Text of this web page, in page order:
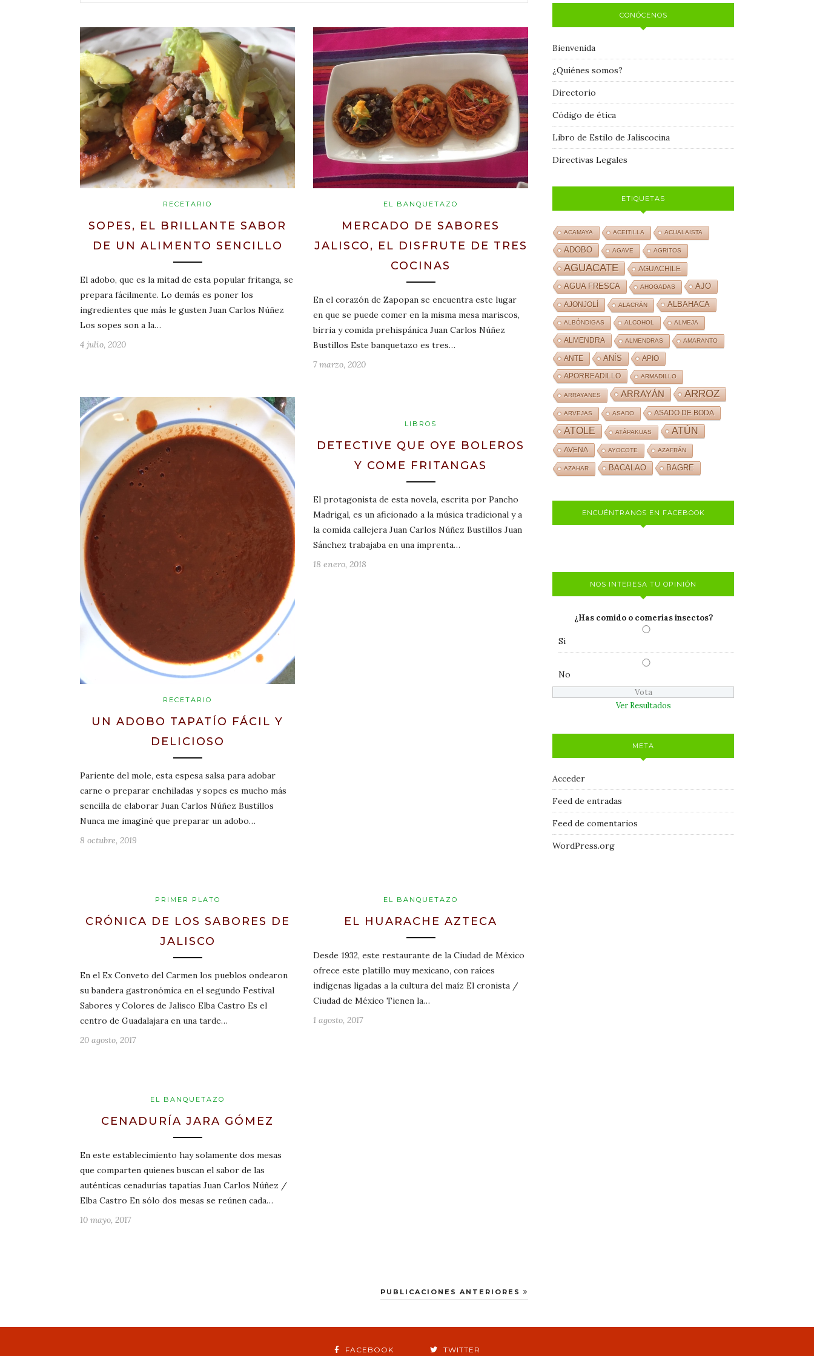
RECETARIO
SOPES, EL BRILLANTE SABOR
DE UN ALIMENTO SENCILLO
El adobo, que es la mitad de esta popular fritanga, se
prepara fácilmente. Lo demás es poner los
ingredientes que más le gusten Juan Carlos Núñez
Los sopes son a la…
4 julio, 2020
EL BANQUETAZO
MERCADO DE SABORES
JALISCO, EL DISFRUTE DE TRES
COCINAS
En el corazón de Zapopan se encuentra este lugar
en que se puede comer en la misma mesa mariscos,
birria y comida prehispánica Juan Carlos Núñez
Bustillos Este banquetazo es tres…
7 marzo, 2020
RECETARIO
UN ADOBO TAPATÍO FÁCIL Y
DELICIOSO
Pariente del mole, esta espesa salsa para adobar
carne o preparar enchiladas y sopes es mucho más
sencilla de elaborar Juan Carlos Núñez Bustillos
Nunca me imaginé que preparar un adobo…
8 octubre, 2019
LIBROS
DETECTIVE QUE OYE BOLEROS
Y COME FRITANGAS
El protagonista de esta novela, escrita por Pancho
Madrigal, es un aficionado a la música tradicional y a
la comida callejera Juan Carlos Núñez Bustillos Juan
Sánchez trabajaba en una imprenta…
18 enero, 2018
PRIMER PLATO
CRÓNICA DE LOS SABORES DE
JALISCO
En el Ex Conveto del Carmen los pueblos ondearon
su bandera gastronómica en el segundo Festival
Sabores y Colores de Jalisco Elba Castro Es el
centro de Guadalajara en una tarde…
20 agosto, 2017
EL BANQUETAZO
EL HUARACHE AZTECA
Desde 1932, este restaurante de la Ciudad de México
ofrece este platillo muy mexicano, con raíces
indígenas ligadas a la cultura del maíz El cronista /
Ciudad de México Tienen la…
1 agosto, 2017
EL BANQUETAZO
CENADURÍA JARA GÓMEZ
En este establecimiento hay solamente dos mesas
que comparten quienes buscan el sabor de las
auténticas cenadurías tapatías Juan Carlos Núñez /
Elba Castro En sólo dos mesas se reúnen cada…
10 mayo, 2017
PUBLICACIONES ANTERIORES
CONÓCENOS
Bienvenida
¿Quiénes somos?
Directorio
Código de ética
Libro de Estilo de Jaliscocina
Directivas Legales
ETIQUETAS
ACAMAYA ACEITILLA ACUALAISTA
ADOBO AGAVE AGRITOS
AGUACATE AGUACHILE
AGUA FRESCA AHOGADAS AJO
AJONJOLÍ ALACRÁN ALBAHACA
ALBÓNDIGAS ALCOHOL ALMEJA
ALMENDRA ALMENDRAS AMARANTO
ANTE ANÍS APIO
APORREADILLO ARMADILLO
ARRAYANES ARRAYÁN ARROZ
ARVEJAS ASADO ASADO DE BODA
ATOLE ATÁPAKUAS ATÚN
AVENA AYOCOTE AZAFRÁN
AZAHAR BACALAO BAGRE
ENCUÉNTRANOS EN FACEBOOK
NOS INTERESA TU OPINIÓN
¿Has comido o comerías insectos?
Si
No
Ver Resultados
META
Acceder
Feed de entradas
Feed de comentarios
WordPress.org
FACEBOOK TWITTER